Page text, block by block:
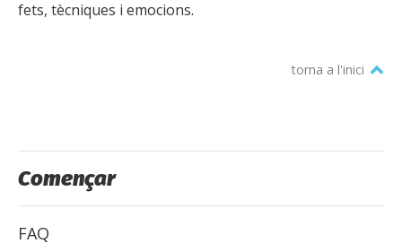
fets, tècniques i emocions.
torna a l'inici
Començar
FAQ